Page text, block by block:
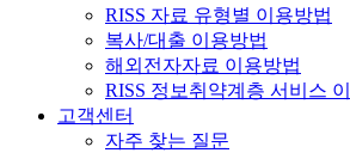
RISS 자료 유형별 이용방법
복사/대출 이용방법
해외전자자료 이용방법
RISS 정보취약계층 서비스
고객센터
자주 찾는 질문